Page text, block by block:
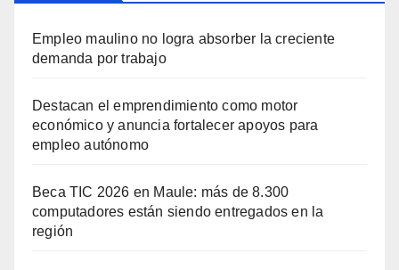
Empleo maulino no logra absorber la creciente
demanda por trabajo
Destacan el emprendimiento como motor
económico y anuncia fortalecer apoyos para
empleo autónomo
Beca TIC 2026 en Maule: más de 8.300
computadores están siendo entregados en la
región